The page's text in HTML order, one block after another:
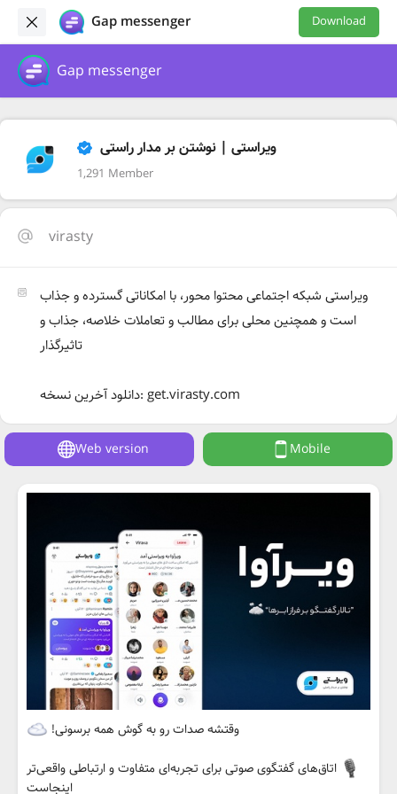
Gap messenger Download
Gap messenger
ویراستی | نوشتن بر مدار راستی
1,291 Member
virasty
ویراستی شبکه اجتماعی محتوا محور، با امکاناتی گسترده و جذاب
است و همچنین محلی برای مطالب و تعاملات خلاصه، جذاب و
تاثیرگذار
دانلود آخرین نسخه: get.virasty.com
Web version Mobile
وقتشه صدات رو به گوش همه برسونی!
اتاق‌های گفتگوی صوتی برای تجربه‌ای متفاوت و ارتباطی واقعی‌تر
اینجاست